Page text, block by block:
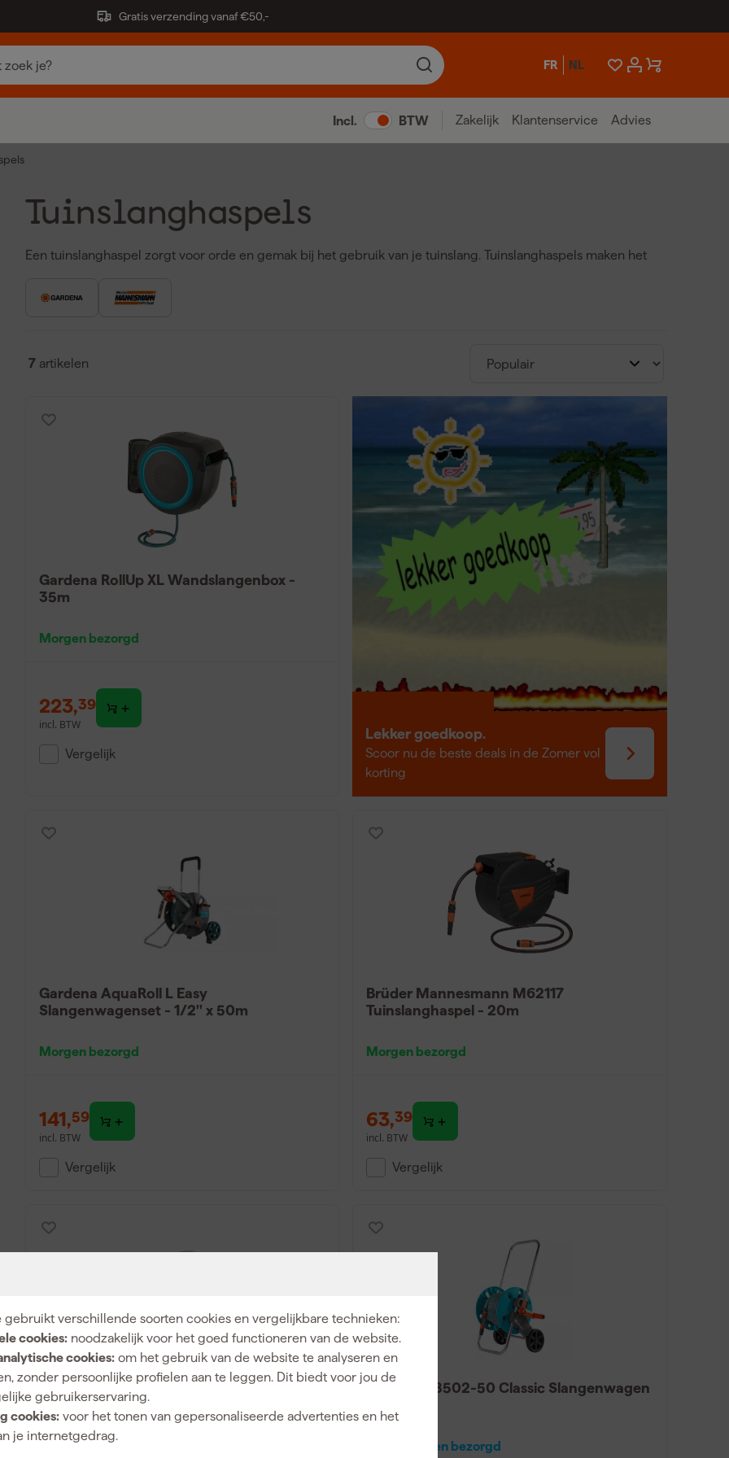
Gratis verzending vanaf €50,-
FR NL
Incl. BTW Zakelijk Klantenservice Advies
gebruikt verschillende soorten cookies en vergelijkbare technieken:
cookies: noodzakelijk voor het goed functioneren van de website.
cookies: om het gebruik van de website te analyseren en
zonder persoonlijke profielen aan te leggen. Dit biedt voor jou de
gebruikerservaring.
cookies: voor het tonen van gepersonaliseerde advertenties en het
je internetgedrag.
Tuinslanghaspels
Een tuinslanghaspel zorgt voor orde en gemak bij het gebruik van je tuinslang. Tuinslanghaspels maken het
voorkomen. Er zijn verschillende modellen zoals wandhaspel tuinslang voor aan de muur en tuinslanghaspels
hun degelijkheid en gebruiksvriendelijkheid.
Voorkomt knikken en beschadigingen van de tuinslang
Beschikbaar als tuinslanghaspel aan muur of op standaard
Eenvoudig in gebruik en op te bergen met tuinslang wagen of wandslangenbox
Hoe werkt een tuinslanghaspel?
Een tuinslanghaspel werkt door de tuinslang op een trommel te rollen die je handmatig of automatisch kunt
bedienen. Bij een automatische tuinslanghaspel zorgt een veersysteem ervoor dat de tuinslang na gebruik
soepel en gelijkmatig terugrolt. Bij een handmatige haspel draai je zelf aan een handvat om de tuinslang op
te winden. De tuinslang loopt via een draaikoppeling waardoor water blijft stromen terwijl je oprolt. Dit maakt
het gebruik en opbergen efficiënt en snel.
Een tuinslanghaspel ophangen doe je met een ophangbeugel tuinslang of wandhouder. Kies een plek dicht
bij de waterkraan en zorg dat de muur voldoende draagkracht heeft. Monteer de ophangbeugel met
volgens de instructies. Hang de tuinslanghaspel aan de beugel zodat hij stevig vastzit
en makkelijk kan draaien. Zo blijft je tuinslang op haspel netjes en altijd binnen handbereik.
7 artikelen
Lekker goedkoop.
Scoor nu de beste deals in de Zomer vol
korting
Gardena RollUp XL Wandslangenbox -
35m
Morgen bezorgd
223,39
incl. BTW
Vergelijk
Gardena AquaRoll L Easy
Slangenwagenset - 1/2'' x 50m
Morgen bezorgd
141,59
incl. BTW
Vergelijk
Brüder Mannesmann M62117
Tuinslanghaspel - 20m
Morgen bezorgd
63,39
incl. BTW
Vergelijk
Gardena 18542-20 CleverRoll M Metaal
Slangenwagen gemonteerd - 20m
Morgen bezorgd
Gardena 18502-50 Classic Slangenwagen
Over 2 weken bezorgd